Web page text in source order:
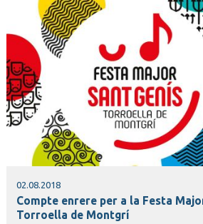
02.08.2018
Compte enrere per a la Festa
Torroella de Montgrí